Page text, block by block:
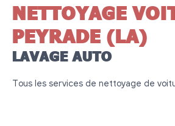
NETTOYAGE
PEYRADE (LA)
LAVAGE AUTO
Tous les services de nettoyage de